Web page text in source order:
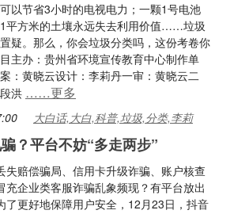
以节省3小时的电视电力；一颗1号电池
平方米的土壤永远失去利用价值……垃圾
疑。那么，你会垃圾分类吗，这份考卷你
主办：贵州省环境宣传教育中心制作单
：黄晓云设计：李莉丹一审：黄晓云二
洪 ……更多
大白话,大白,科普,垃圾,分类,李莉
？平台不妨“多走两步”
失赔偿骗局、信用卡升级诈骗、账户核查
企业类客服诈骗乱象频现？有平台放出
了更好地保障用户安全，12月23日，抖音